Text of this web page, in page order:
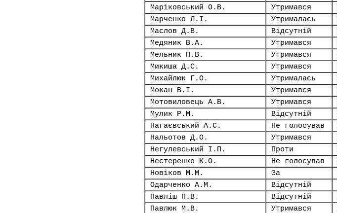
Маріковський О.В.
Утримався
Марченко Л.І.
Утрималась
Маслов Д.В.
Відсутній
Медяник В.А.
Утримався
Мельник П.В.
Утримався
Микиша Д.С.
Утримався
Михайлюк Г.О.
Утрималась
Мокан В.І.
Утримався
Мотовиловець А.В.
Утримався
Мулик Р.М.
Відсутній
Нагаєвський А.С.
Не голосував
Нальотов Д.О.
Утримався
Негулевський І.П.
Проти
Нестеренко К.О.
Не голосував
Новіков М.М.
За
Одарченко А.М.
Відсутній
Павліш П.В.
Відсутній
Павлюк М.В.
Утримався